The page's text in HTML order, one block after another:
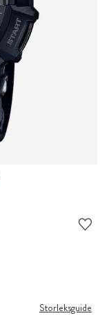
Storleksguide